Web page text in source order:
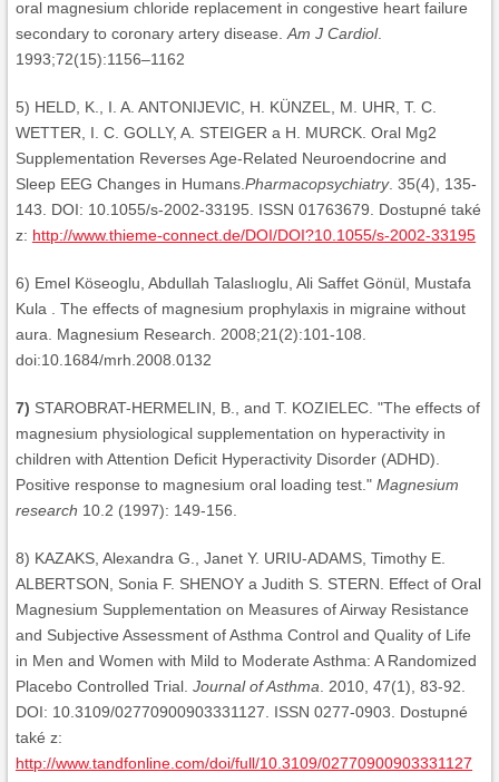
oral magnesium chloride replacement in congestive heart failure
secondary to coronary artery disease. Am J Cardiol.
1993;72(15):1156–1162
5) HELD, K., I. A. ANTONIJEVIC, H. KÜNZEL, M. UHR, T. C.
WETTER, I. C. GOLLY, A. STEIGER a H. MURCK. Oral Mg2
Supplementation Reverses Age-Related Neuroendocrine and
Sleep EEG Changes in Humans. Pharmacopsychiatry. 35(4), 135-
143. DOI: 10.1055/s-2002-33195. ISSN 01763679. Dostupné také
z: http://www.thieme-connect.de/DOI/DOI?10.1055/s-2002-33195
6) Emel Köseoglu, Abdullah Talaslıoglu, Ali Saffet Gönül, Mustafa
Kula . The effects of magnesium prophylaxis in migraine without
aura. Magnesium Research. 2008;21(2):101-108.
doi:10.1684/mrh.2008.0132
7) STAROBRAT-HERMELIN, B., and T. KOZIELEC. "The effects of
magnesium physiological supplementation on hyperactivity in
children with Attention Deficit Hyperactivity Disorder (ADHD).
Positive response to magnesium oral loading test." Magnesium
research 10.2 (1997): 149-156.
8) KAZAKS, Alexandra G., Janet Y. URIU-ADAMS, Timothy E.
ALBERTSON, Sonia F. SHENOY a Judith S. STERN. Effect of Oral
Magnesium Supplementation on Measures of Airway Resistance
and Subjective Assessment of Asthma Control and Quality of Life
in Men and Women with Mild to Moderate Asthma: A Randomized
Placebo Controlled Trial. Journal of Asthma . 2010, 47(1), 83-92.
DOI: 10.3109/02770900903331127. ISSN 0277-0903. Dostupné
také z:
http://www.tandfonline.com/doi/full/10.3109/02770900903331127